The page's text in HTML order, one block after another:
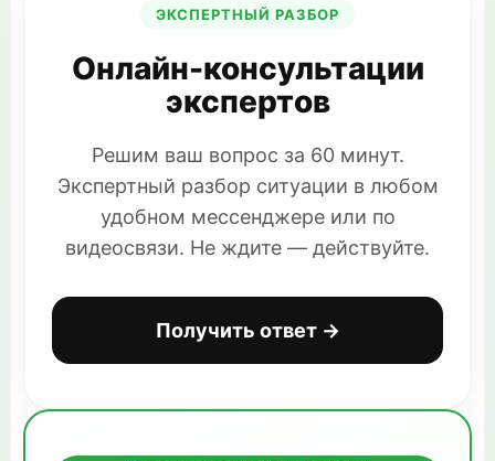
ЭКСПЕРТНЫЙ РАЗБОР
Онлайн-консультации
экспертов
Решим ваш вопрос за 60 минут.
Экспертный разбор ситуации в любом
удобном мессенджере или по
видеосвязи. Не ждите — действуйте.
Получить ответ →